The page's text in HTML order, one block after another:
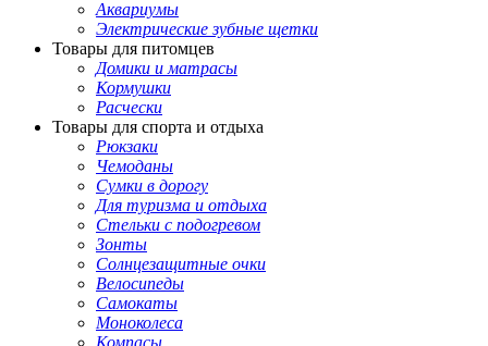
Аквариумы
Электрические зубные щетки
Товары для питомцев
Домики и матрасы
Кормушки
Расчески
Товары для спорта и отдыха
Рюкзаки
Чемоданы
Сумки в дорогу
Для туризма и отдыха
Стельки с подогревом
Зонты
Солнцезащитные очки
Велосипеды
Самокаты
Моноколеса